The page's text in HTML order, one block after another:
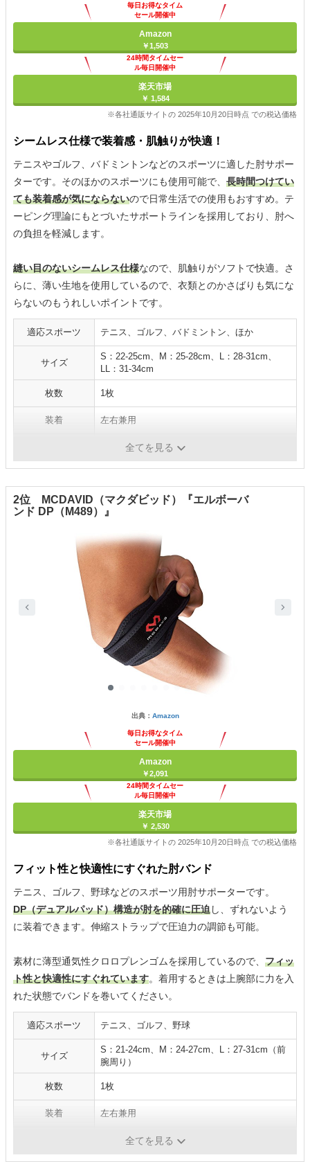
毎日お得なタイム
セール開催中
Amazon
￥1,503
24時間タイムセー
ル毎日開催中
楽天市場
￥ 1,584
※各社通販サイトの 2025年10月20日時点 での税込価格
シームレス仕様で装着感・肌触りが快適！
テニスやゴルフ、バドミントンなどのスポーツに適した肘サポー
ターです。そのほかのスポーツにも使用可能で、 長時間つけてい
ても装着感が気にならないので日常生活での使用もおすすめ。テ
ーピング理論にもとづいたサポートラインを採用しており、肘へ
の負担を軽減します。
縫い目のないシームレス仕様なので、肌触りがソフトで快適。さ
らに、薄い生地を使用しているので、衣類とのかさばりも気にな
らないのもうれしいポイントです。
適応スポーツ テニス、ゴルフ、バドミントン、ほか
サイズ
S：22-25cm、M：25-28cm、L：28-31cm、
LL：31-34cm
枚数 1枚
装着 左右兼用
縫い目がないシームレス
全てを見る
2位 MCDAVID（マクダビッド）『エルボーバ
ンド DP（M489）』
出典： Amazon
毎日お得なタイム
セール開催中
Amazon
￥2,091
24時間タイムセー
ル毎日開催中
楽天市場
￥ 2,530
※各社通販サイトの 2025年10月20日時点 での税込価格
フィット性と快適性にすぐれた肘バンド
テニス、ゴルフ、野球などのスポーツ用肘サポーターです。
DP（デュアルパッド）構造が肘を的確に圧迫し、ずれないよう
に装着できます。伸縮ストラップで圧迫力の調節も可能。
素材に薄型通気性クロロプレンゴムを採用しているので、 フィッ
ト性と快適性にすぐれています。着用するときは上腕部に力を入
れた状態でバンドを巻いてください。
適応スポーツ テニス、ゴルフ、野球
サイズ
S：21-24cm、M：24-27cm、L：27-31cm（前
腕周り）
枚数 1枚
装着 左右兼用
抗菌防臭加工
全てを見る